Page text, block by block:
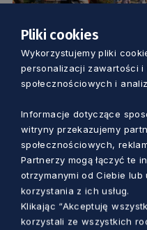
OBSZARY WIEJSKIE
za nami. W
gwarno, smacznie
Dorota Kulka
Pliki cookies
Wykorzystujemy pliki
personalizacji zawartości
społecznościowych i
Informacje dotyczące
witryny przekazujemy
społecznościowych,
Partnerzy mogą łączyć te
otrzymanymi od Ciebie
korzystania z ich usług.
Klikając “Akceptuję
korzystali ze wszystkich